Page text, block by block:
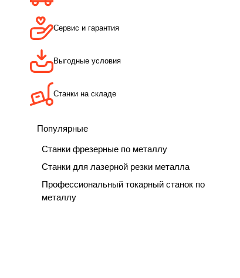
Сервис и гарантия
Выгодные условия
Станки на складе
Популярные
Станки фрезерные по металлу
Станки для лазерной резки металла
Профессиональный токарный станок по
металлу